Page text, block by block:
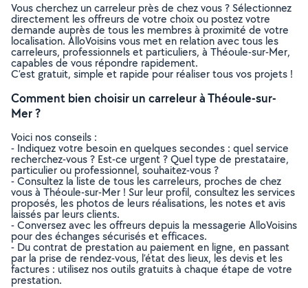
Vous cherchez un carreleur près de chez vous ? Sélectionnez
directement les offreurs de votre choix ou postez votre
demande auprès de tous les membres à proximité de votre
localisation. AlloVoisins vous met en relation avec tous les
carreleurs, professionnels et particuliers, à Théoule-sur-Mer,
capables de vous répondre rapidement.
C’est gratuit, simple et rapide pour réaliser tous vos projets !
Comment bien choisir un carreleur à Théoule-sur-
Mer ?
Voici nos conseils :
- Indiquez votre besoin en quelques secondes : quel service
recherchez-vous ? Est-ce urgent ? Quel type de prestataire,
particulier ou professionnel, souhaitez-vous ?
- Consultez la liste de tous les carreleurs, proches de chez
vous à Théoule-sur-Mer ! Sur leur profil, consultez les services
proposés, les photos de leurs réalisations, les notes et avis
laissés par leurs clients.
- Conversez avec les offreurs depuis la messagerie AlloVoisins
pour des échanges sécurisés et efficaces.
- Du contrat de prestation au paiement en ligne, en passant
par la prise de rendez-vous, l’état des lieux, les devis et les
factures : utilisez nos outils gratuits à chaque étape de votre
prestation.